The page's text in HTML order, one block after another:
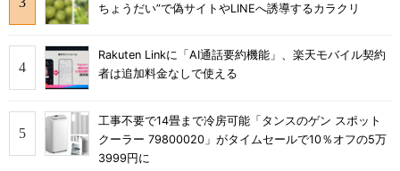
ちょうだい”で偽サイトやLINEへ誘導するカラクリ
Rakuten Linkに「AI通話要約機能」、楽天モバイル契約
者は追加料金なしで使える
工事不要で14畳まで冷房可能「タンスのゲン スポット
クーラー 79800020」がタイムセールで10％オフの5万
3999円に